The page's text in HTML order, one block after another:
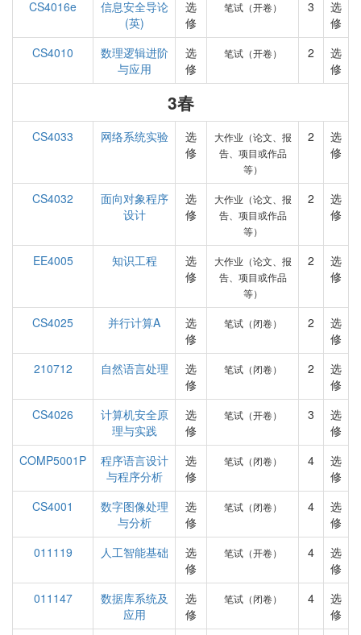
CS4016e
信息安全导论
(英)
选
修
笔试（开卷） 3
选
修
CS4010
数理逻辑进阶
与应用
选
修
笔试（开卷） 2
选
修
3春
CS4033 网络系统实验
选
修
大作业（论文、报
告、项目或作品
等）
2
选
修
CS4032
面向对象程序
设计
选
修
大作业（论文、报
告、项目或作品
等）
2
选
修
EE4005 知识工程
选
修
大作业（论文、报
告、项目或作品
等）
2
选
修
CS4025 并行计算A
选
修
笔试（闭卷） 2
选
修
210712
自然语言处理
选
修
笔试（闭卷） 2
选
修
CS4026
计算机安全原
理与实践
选
修
笔试（开卷） 3
选
修
COMP5001P
程序语言设计
与程序分析
选
修
笔试（闭卷） 4
选
修
CS4001
数字图像处理
与分析
选
修
笔试（闭卷） 4
选
修
011119
人工智能基础
选
修
笔试（开卷） 4
选
修
011147
数据库系统及
应用
选
修
笔试（闭卷） 4
选
修